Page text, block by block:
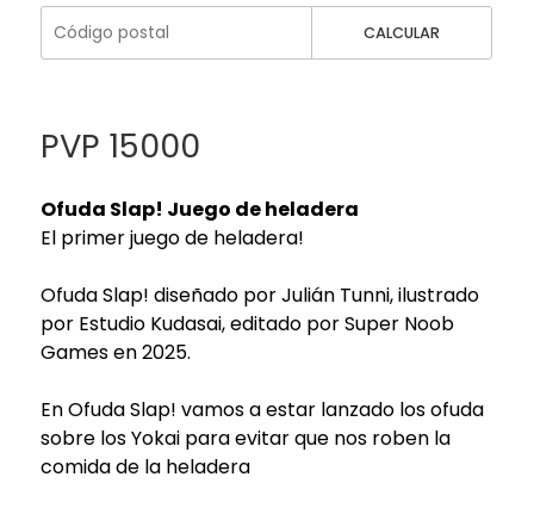
CALCULAR
PVP 15000
Ofuda Slap! Juego de heladera
El primer juego de heladera!
Ofuda Slap! diseñado por Julián Tunni, ilustrado
por Estudio Kudasai, editado por Super Noob
Games en 2025.
En Ofuda Slap! vamos a estar lanzado los ofuda
sobre los Yokai para evitar que nos roben la
comida de la heladera